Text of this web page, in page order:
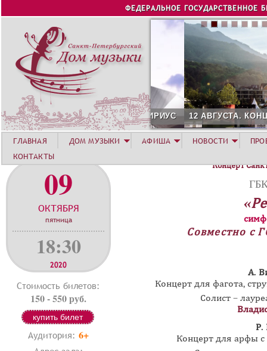
Jump to navigation
ФЕДЕРАЛЬНОЕ ГОСУДАРСТВЕННОЕ
12 АВГУСТА. КОНЦЕРТ
09
ОКТЯБРЯ
пятница
18:30
2020
Стоимость билетов:
150 - 550 руб.
купить билет
Аудитория: 6+
Концерт
Совместно с
А.
Концерт для фагота,
Солист –
Р.
Концерт для арфы
ГЛАВНАЯ ДОМ МУЗЫКИ АФИША НОВОСТИ
КОНТАКТЫ